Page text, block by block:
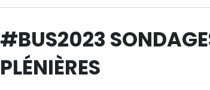
#BUS2023
PLÉNIÈRES